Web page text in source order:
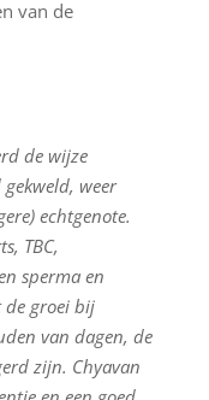
van de
de wijze
weer
echtgenote.
TBC,
sperma en
de groei bij
van dagen, de
zijn. Chyavan